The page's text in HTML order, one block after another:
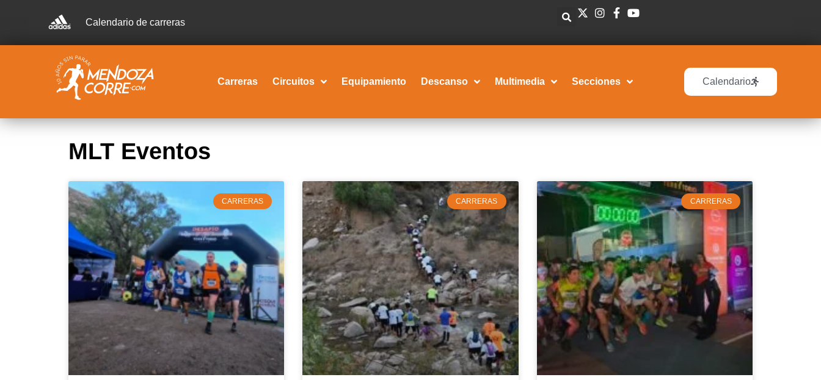
Calendario de carreras
Carreras Circuitos Equipamiento Descanso Multimedia Secciones Calendario
MLT Eventos
CARRERAS CARRERAS CARRERAS